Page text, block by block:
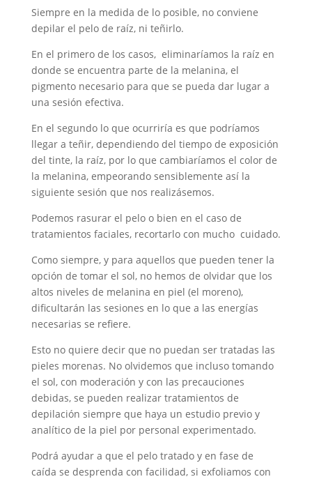
Siempre en la medida de lo posible, no conviene
depilar el pelo de raíz, ni teñirlo.
En el primero de los casos, eliminaríamos la raíz en
donde se encuentra parte de la melanina, el
pigmento necesario para que se pueda dar lugar a
una sesión efectiva.
En el segundo lo que ocurriría es que podríamos
llegar a teñir, dependiendo del tiempo de exposición
del tinte, la raíz, por lo que cambiaríamos el color de
la melanina, empeorando sensiblemente así la
siguiente sesión que nos realizásemos.
Podemos rasurar el pelo o bien en el caso de
tratamientos faciales, recortarlo con mucho cuidado.
Como siempre, y para aquellos que pueden tener la
opción de tomar el sol, no hemos de olvidar que los
altos niveles de melanina en piel (el moreno),
dificultarán las sesiones en lo que a las energías
necesarias se refiere.
Esto no quiere decir que no puedan ser tratadas las
pieles morenas. No olvidemos que incluso tomando
el sol, con moderación y con las precauciones
debidas, se pueden realizar tratamientos de
depilación siempre que haya un estudio previo y
analítico de la piel por personal experimentado.
Podrá ayudar a que el pelo tratado y en fase de
caída se desprenda con facilidad, si exfoliamos con